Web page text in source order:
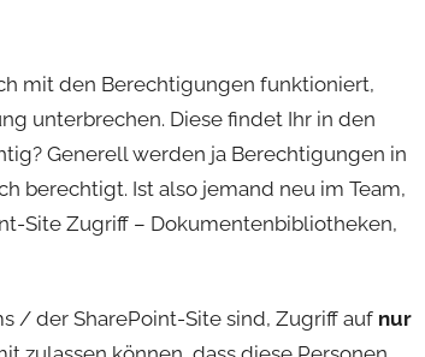
mit den Berechtigungen funktioniert,
unterbrechen. Diese findet Ihr in den
Generell werden ja Berechtigungen in
berechtigt. Ist also jemand neu im Team,
Site Zugriff – Dokumentenbibliotheken,
/ der SharePoint-Site sind, Zugriff auf nur